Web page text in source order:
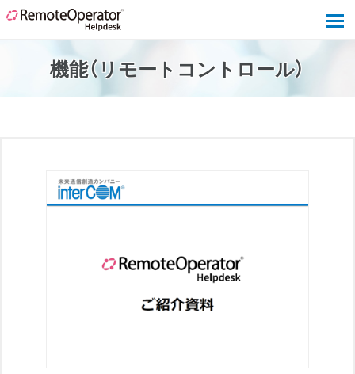
機能（リモートコントロール）